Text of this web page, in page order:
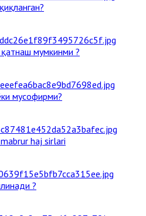
мумкинми ?
мусофирми?
haj sirlari
?